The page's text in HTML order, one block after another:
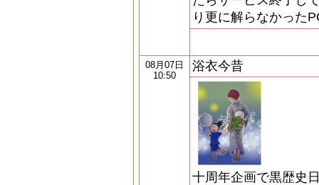
り更に解らなかった
08月07日
10:50
浴衣今昔
十周年企画で黒歴史